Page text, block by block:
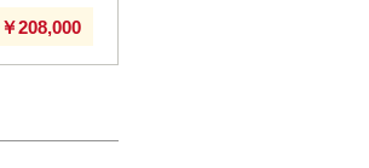
208,000